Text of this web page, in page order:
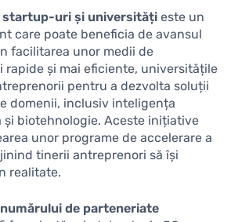
startup-uri și universități este un
care poate beneficia de avansul
facilitarea unor medii de
rapide și mai eficiente, universitățile
pentru a dezvolta soluții
domenii, inclusiv inteligența
biotehnologie. Aceste inițiative
unor programe de accelerare a
tinerii antreprenori să își
realitate.
de parteneriate